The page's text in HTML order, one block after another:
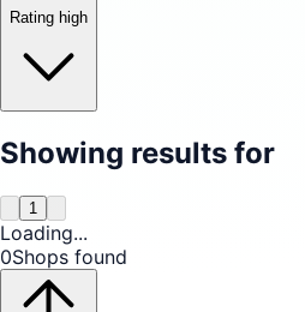
Rating high
Showing results for
1
Loading...
0Shops found